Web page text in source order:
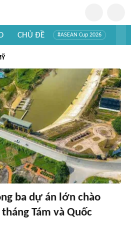
CHỦ ĐỀ #ASEAN Cup 2026
ba dự án lớn chào
Tám và Quốc